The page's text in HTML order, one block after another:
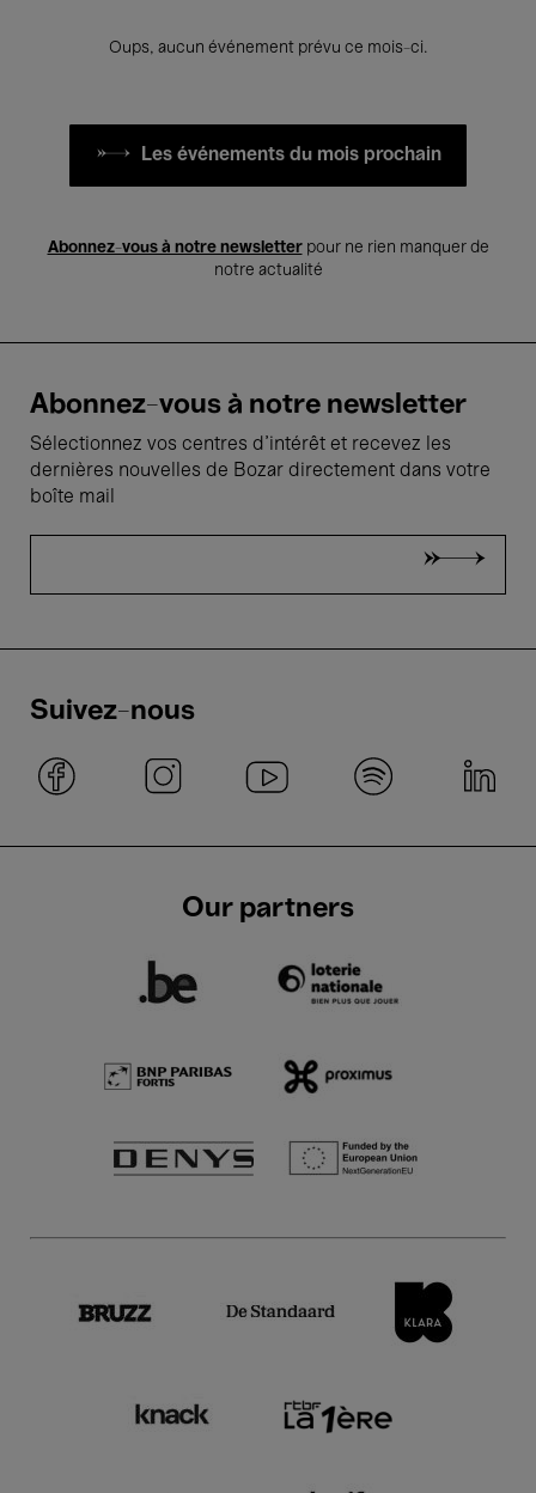
Oups, aucun événement prévu ce mois-ci.
Les événements du mois prochain
Abonnez-vous à notre newsletterpour ne rien manquer de
notre actualité
Abonnez-vous à notre newsletter
Sélectionnez vos centres d'intérêt et recevez les
dernières nouvelles de Bozar directement dans votre
boîte mail
Suivez-nous
Our partners